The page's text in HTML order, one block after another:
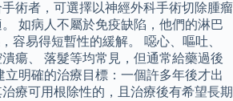
術者，可選擇以神經外科手術切除腫瘤
如病人不屬於免疫缺陷，他們的淋巴
容易得短暫性的緩解。 噁心、嘔吐、
瘍、 落髮等均常見，但通常給藥過後
立明確的治療目標：一個許多年後才出
療可用根除性的，且治療後有希望長期